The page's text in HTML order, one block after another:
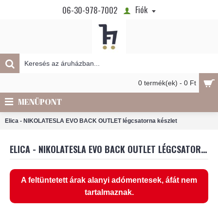
06-30-978-7002 Fiók
0 termék(ek) - 0 Ft
MENÜPONT
Elica - NIKOLATESLA EVO BACK OUTLET légcsatorna készlet
ELICA - NIKOLATESLA EVO BACK OUTLET LÉGCSATORNA KÉSZLET
A feltüntetett árak alanyi adómentesek, áfát nem
tartalmaznak.